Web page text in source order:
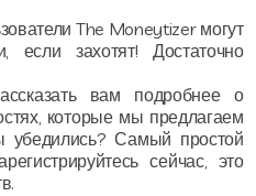
The Moneytizer могут
если захотят! Достаточно
вам подробнее о
которые мы предлагаем
убедились? Самый простой
сейчас, это